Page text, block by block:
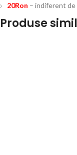
20Ron – indiferent de
Produse